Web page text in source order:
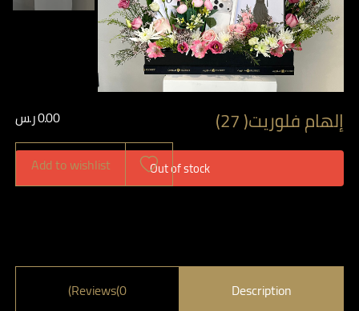
إلهام فلوريت( 27) 0.00ر.س
Out of stock
Add to wishlist
Description
Reviews(0)